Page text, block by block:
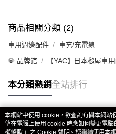
商品相關分類 (2)
車用週邊配件 車充/充電線
💎 品牌館 【YAC】日本槌屋車
本分類熱銷全站排行
熱門標籤
本網站中使用 cookie，欲查詢有關本網站
望在電腦上使用 cookie 時應如何變更電腦
權條款 」之 Cookie 聲明。您繼續使用本